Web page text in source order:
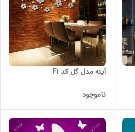
آینه مدل گل کد F1
ناموجود